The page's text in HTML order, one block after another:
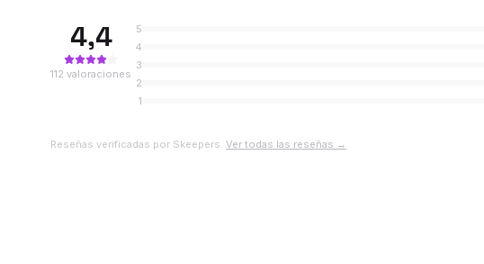
4,4
112 valoraciones
5
4
3
2
1
Reseñas verificadas por Skeepers. Ver todas las reseñas →